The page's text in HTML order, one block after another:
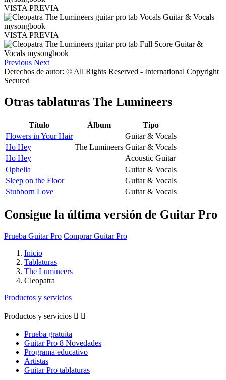
VISTA PREVIA
VISTA PREVIA
Previous Next
Derechos de autor: © All Rights Reserved - International Copyright
Secured
Otras tablaturas The Lumineers
Título Álbum
Tipo
Flowers in Your Hair
Guitar & Vocals
Ho Hey
The Lumineers Guitar & Vocals
Ho Hey
Acoustic Guitar
Ophelia
Guitar & Vocals
Sleep on the Floor
Guitar & Vocals
Stubborn Love
Guitar & Vocals
Consigue la última versión de Guitar Pro
Prueba Guitar Pro Comprar Guitar Pro
Inicio
Tablaturas
The Lumineers
Cleopatra
Productos y servicios
Productos y servicios  
Prueba gratuita
Guitar Pro 8 Novedades
Programa educativo
Artistas
Guitar Pro tablaturas